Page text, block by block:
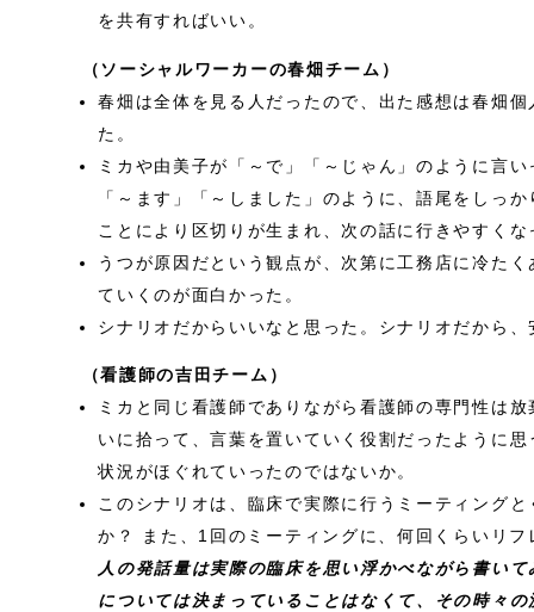
を共有すればいい。
（ソーシャルワーカーの春畑チーム）
春畑は全体を見る人だったので、出た感想は春畑
た。
ミカや由美子が「～で」「～じゃん」のように言
「～ます」「～しました」のように、語尾をしっ
ことにより区切りが生まれ、次の話に行きやすく
うつが原因だという観点が、次第に工務店に冷た
ていくのが面白かった。
シナリオだからいいなと思った。シナリオだから
（看護師の吉田チーム）
ミカと同じ看護師でありながら看護師の専門性は
いに拾って、言葉を置いていく役割だったように
状況がほぐれていったのではないか。
このシナリオは、臨床で実際に行うミーティング
か？ また、1回のミーティングに、何回くらいリ
人の発話量は実際の臨床を思い浮かべながら書い
については決まっていることはなくて、その時々